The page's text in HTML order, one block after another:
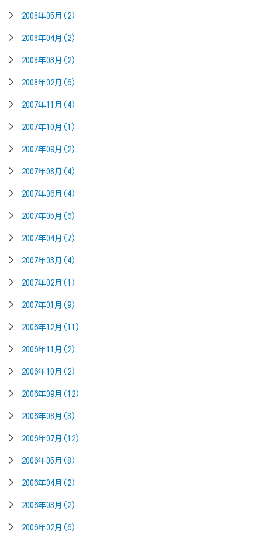
2008年05月(2)
2008年04月(2)
2008年03月(2)
2008年02月(6)
2007年11月(4)
2007年10月(1)
2007年09月(2)
2007年08月(4)
2007年06月(4)
2007年05月(6)
2007年04月(7)
2007年03月(4)
2007年02月(1)
2007年01月(9)
2006年12月(11)
2006年11月(2)
2006年10月(2)
2006年09月(12)
2006年08月(3)
2006年07月(12)
2006年05月(8)
2006年04月(2)
2006年03月(2)
2006年02月(6)